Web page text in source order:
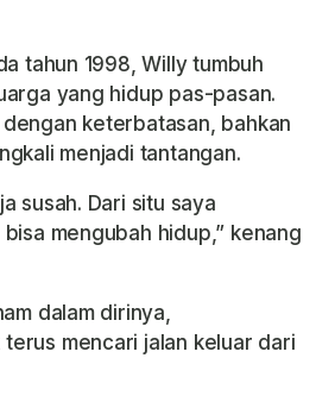
tahun 1998, Willy tumbuh
yang hidup pas-pasan.
keterbatasan, bahkan
menjadi tantangan.
susah. Dari situ saya
mengubah hidup,” kenang
dalam dirinya,
mencari jalan keluar dari